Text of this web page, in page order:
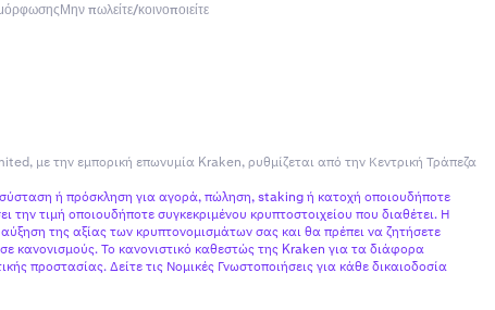
Μην πωλείτε/κοινοποιείτε
με την εμπορική επωνυμία Kraken, ρυθμίζεται από την Κεντρική Τράπεζα
σύσταση ή πρόσκληση για αγορά, πώληση, staking ή κατοχή οποιουδήποτε
τιμή οποιουδήποτε συγκεκριμένου κρυπτοστοιχείου που διαθέτει. Η
της αξίας των κρυπτονομισμάτων σας και θα πρέπει να ζητήσετε
κανονισμούς. Το κανονιστικό καθεστώς της Kraken για τα διάφορα
προστασίας. Δείτε τις Νομικές Γνωστοποιήσεις για κάθε δικαιοδοσία